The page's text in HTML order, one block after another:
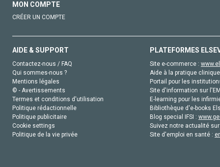
MON COMPTE
CRÉER UN COMPTE
AIDE & SUPPORT
Contactez-nous / FAQ
Qui sommes-nous ?
Mentions légales
© - Avertissements
Termes et conditions d'utilisation
Politique rédactionnelle
Politique publicitaire
Cookie settings
Politique de la vie privée
PLATEFORMES
Site e-commerce :
Aide à la pratique
Portail pour les
Site d'information sur
E-learning pour les
Bibliothèque d'e-books
Blog special IFSI :
Suivez notre actualité
Site d'emploi en santé :